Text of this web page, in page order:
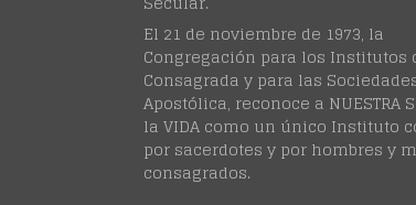
El 21 de noviembre de 1973, la
Congregación para los Institutos
Consagrada y para las
Apostólica, reconoce a NUESTRA
la VIDA como un único Instituto
por sacerdotes y por hombres y
consagrados.